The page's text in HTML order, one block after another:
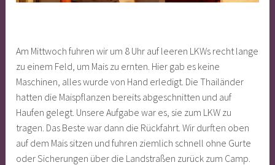
Am Mittwoch fuhren wir um 8 Uhr auf leeren LKWs recht lange
zu einem Feld, um Mais zu ernten. Hier gab es keine
Maschinen, alles wurde von Hand erledigt. Die Thailänder
hatten die Maispflanzen bereits abgeschnitten und auf
Haufen gelegt. Unsere Aufgabe war es, sie zum LKW zu
tragen. Das Beste war dann die Rückfahrt. Wir durften oben
auf dem Mais sitzen und fuhren ziemlich schnell ohne Gurte
oder Sicherungen über die Landstraßen zurück zum Camp.